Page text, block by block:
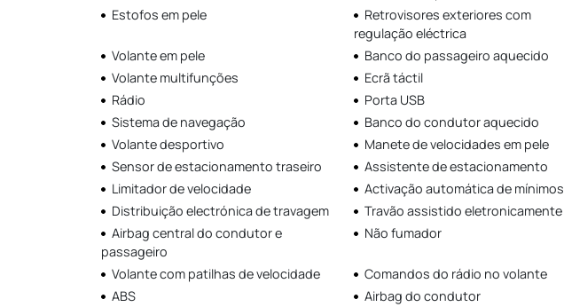
Estofos em pele
Retrovisores exteriores com
regulação eléctrica
Volante em pele
Banco do passageiro aquecido
Volante multifunções
Ecrã táctil
Rádio
Porta USB
Sistema de navegação
Banco do condutor aquecido
Volante desportivo
Manete de velocidades em pele
Sensor de estacionamento traseiro
Assistente de estacionamento
Limitador de velocidade
Activação automática de mínimos
Distribuição electrónica de travagem
Travão assistido eletronicamente
Airbag central do condutor e
passageiro
Não fumador
Volante com patilhas de velocidade
Comandos do rádio no volante
ABS
Airbag do condutor